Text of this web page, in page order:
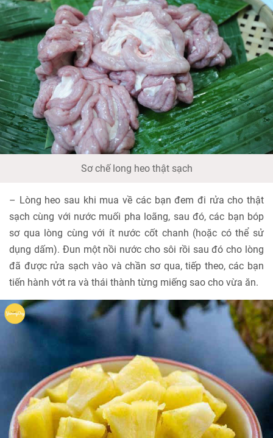
Sơ chế long heo thật sạch
– Lòng heo sau khi mua về các bạn đem đi rửa cho thật
sạch cùng với nước muối pha loãng, sau đó, các bạn bóp
sơ qua lòng cùng với ít nước cốt chanh (hoặc có thể sử
dụng dấm). Đun một nồi nước cho sôi rồi sau đó cho lòng
đã được rửa sạch vào và chần sơ qua, tiếp theo, các bạn
tiến hành vớt ra và thái thành từng miếng sao cho vừa ăn.